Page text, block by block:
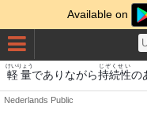
Available on
軽量
けいりょう
でありながら持続性
じぞくせい
の
Nederlands Public